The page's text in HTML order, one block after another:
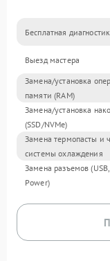
Бесплатная
Выезд мастера
Замена/установка
памяти (RAM)
Замена/установка
(SSD/NVMe)
Замена термопасты и
системы охлаждения
Замена разъемов
Power)